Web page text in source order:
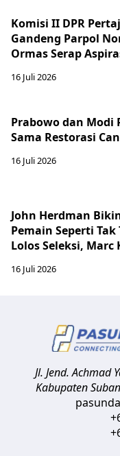
Komisi II DPR
Gandeng Parpol
Ormas Serap
16 Juli 2026
Prabowo dan Modi
Sama Restorasi
16 Juli 2026
John Herdman
Pemain Seperti
Lolos Seleksi, Marc
16 Juli 2026
Jl. Jend. Achmad
Kabupaten